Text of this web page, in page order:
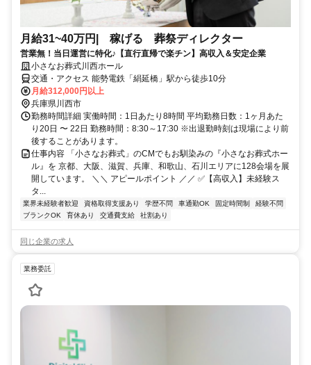
月給31~40万円| 稼げる 葬祭ディレクター
営業無！当日運営に特化♪【直行直帰で楽チン】高収入＆安定企業
小さなお葬式川西ホール
交通・アクセス 能勢電鉄「絹延橋」駅から徒歩10分
月給312,000円以上
兵庫県川西市
勤務時間詳細 実働時間：1日あたり8時間 平均勤務日数：1ヶ月あた
り20日 〜 22日 勤務時間：8:30～17:30 ※出退勤時刻は現場により前
後することがあります。
仕事内容 「小さなお葬式」のCMでもお馴染みの『小さなお葬式ホー
ル』を 京都、大阪、滋賀、兵庫、和歌山、石川エリアに128会場を展
開しています。 ＼＼ アピールポイント ／／ ✅【高収入】未経験ス
タ...
業界未経験者歓迎 資格取得支援あり 学歴不問 車通勤OK 固定時間制
経験不問
ブランクOK
育休あり 交通費支給 社割あり
同じ企業の求人
業務委託